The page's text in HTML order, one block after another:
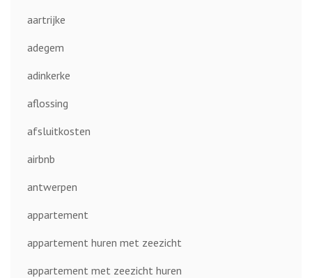
aartrijke
adegem
adinkerke
aflossing
afsluitkosten
airbnb
antwerpen
appartement
appartement huren met zeezicht
appartement met zeezicht huren